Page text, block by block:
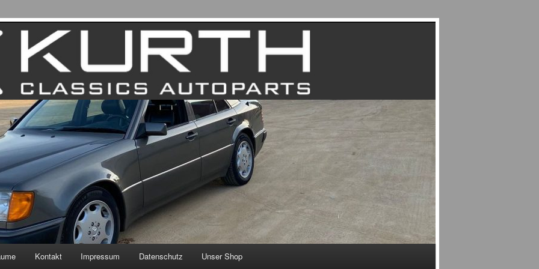
Kontakt Impressum Datenschutz Unser Shop